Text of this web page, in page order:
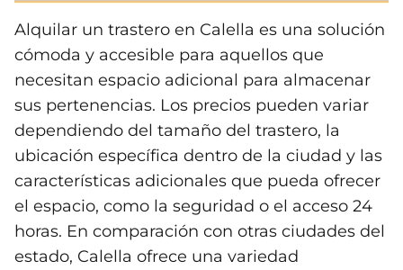
Alquilar un trastero en Calella es una solución
cómoda y accesible para aquellos que
necesitan espacio adicional para almacenar
sus pertenencias. Los precios pueden variar
dependiendo del tamaño del trastero, la
ubicación específica dentro de la ciudad y las
características adicionales que pueda ofrecer
el espacio, como la seguridad o el acceso 24
horas. En comparación con otras ciudades del
estado, Calella ofrece una variedad